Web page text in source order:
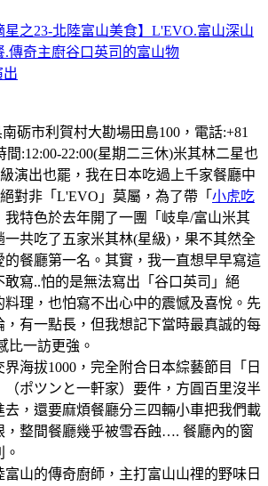
星之23-北陸富山美食】L'EVO.富山深山
.傳奇主廚谷口英司的富山物
出
砺市利賀村大勘場田島100，電話:+81
間:12:00-22:00(星期二三休)米其林二星也
級演出也罷，我在日本吃過上千家餐廳中
對非「L'EVO」莫屬，為了帶「 小虎吃
我特色於去年開了一團「岐阜/富山米其
共吃了五家米其林(星級)，果不其然全
的餐廳第一名。其實，我一直想早早寫這
寫..怕的是無法寫出「谷口英司」絕
料理，也怕寫不出心中的震憾及喜悅。先
，有一點長，但我想記下當時最真誠的每
比一訪更強。
海拔1000，完全附合日本綜藝節目「日
（ポツンと一軒家）要件，方圓百里沒半
去，還要麻煩餐廳分三四輛小車把我們載
，整間餐廳幾乎被雪吞蝕…. 餐廳內的窗
山的傳奇廚師，主打富山山𥚃的野味日